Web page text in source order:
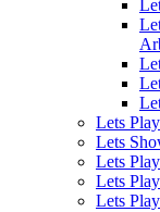
Lets
Lets
Lets
Lets
Lets